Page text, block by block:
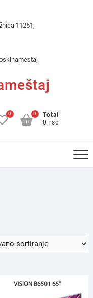
11251,
0
Total
0 rsd
0